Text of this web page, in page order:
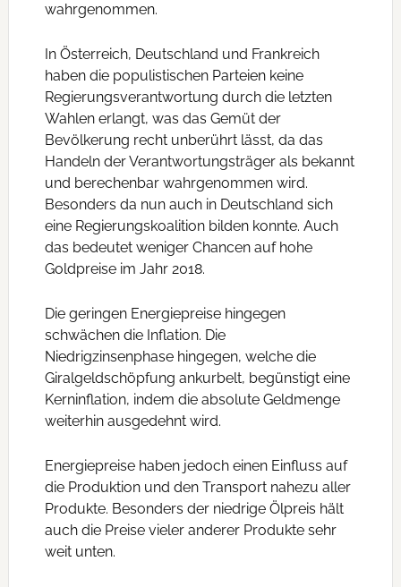
wahrgenommen.
In Österreich, Deutschland und Frankreich
haben die populistischen Parteien keine
Regierungsverantwortung durch die letzten
Wahlen erlangt, was das Gemüt der
Bevölkerung recht unberührt lässt, da das
Handeln der Verantwortungsträger als bekannt
und berechenbar wahrgenommen wird.
Besonders da nun auch in Deutschland sich
eine Regierungskoalition bilden konnte. Auch
das bedeutet weniger Chancen auf hohe
Goldpreise im Jahr 2018.
Die geringen Energiepreise hingegen
schwächen die Inflation. Die
Niedrigzinsenphase hingegen, welche die
Giralgeldschöpfung ankurbelt, begünstigt eine
Kerninflation, indem die absolute Geldmenge
weiterhin ausgedehnt wird.
Energiepreise haben jedoch einen Einfluss auf
die Produktion und den Transport nahezu aller
Produkte. Besonders der niedrige Ölpreis hält
auch die Preise vieler anderer Produkte sehr
weit unten.